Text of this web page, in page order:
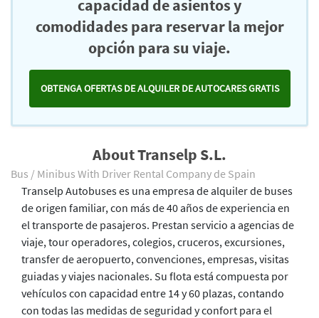
capacidad de asientos y
comodidades para reservar la mejor
opción para su viaje.
OBTENGA OFERTAS DE ALQUILER DE AUTOCARES GRATIS
About Transelp S.L.
Bus / Minibus With Driver Rental Company de Spain
Transelp Autobuses es una empresa de alquiler de buses
de origen familiar, con más de 40 años de experiencia en
el transporte de pasajeros. Prestan servicio a agencias de
viaje, tour operadores, colegios, cruceros, excursiones,
transfer de aeropuerto, convenciones, empresas, visitas
guiadas y viajes nacionales. Su flota está compuesta por
vehículos con capacidad entre 14 y 60 plazas, contando
con todas las medidas de seguridad y confort para el